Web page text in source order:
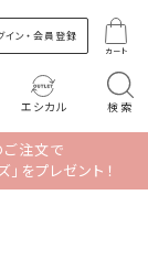
イン・会員登録
カート
エシカル 検索
注文で
をプレゼント！